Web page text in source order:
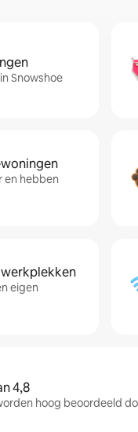
Snowshoe
en hebben
eigen
4,8
hoog beoordeeld